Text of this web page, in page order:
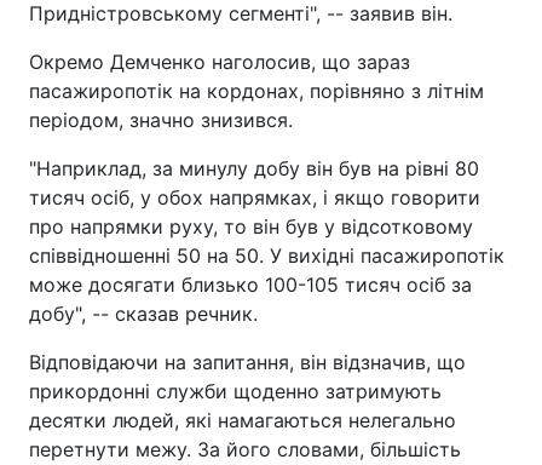
Придністровському сегменті", -- заявив він.
Окремо Демченко наголосив, що зараз
пасажиропотік на кордонах, порівняно з літнім
періодом, значно знизився.
"Наприклад, за минулу добу він був на рівні 80
тисяч осіб, у обох напрямках, і якщо говорити
про напрямки руху, то він був у відсотковому
співвідношенні 50 на 50. У вихідні пасажиропотік
може досягати близько 100-105 тисяч осіб за
добу", -- сказав речник.
Відповідаючи на запитання, він відзначив, що
прикордонні служби щоденно затримують
десятки людей, які намагаються нелегально
перетнути межу. За його словами, більшість